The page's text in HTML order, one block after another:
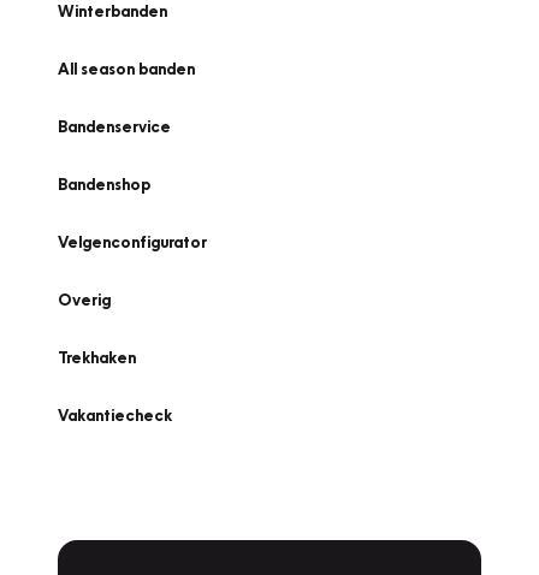
Winterbanden
All season banden
Bandenservice
Bandenshop
Velgenconfigurator
Overig
Trekhaken
Vakantiecheck